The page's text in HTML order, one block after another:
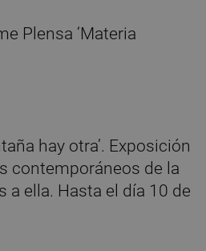
Plensa ‘Materia
hay otra’. Exposición
contemporáneos de la
a ella. Hasta el día 10 de